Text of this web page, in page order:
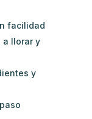
facilidad
a llorar y
y